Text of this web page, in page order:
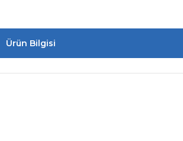
Ürün Bilgisi